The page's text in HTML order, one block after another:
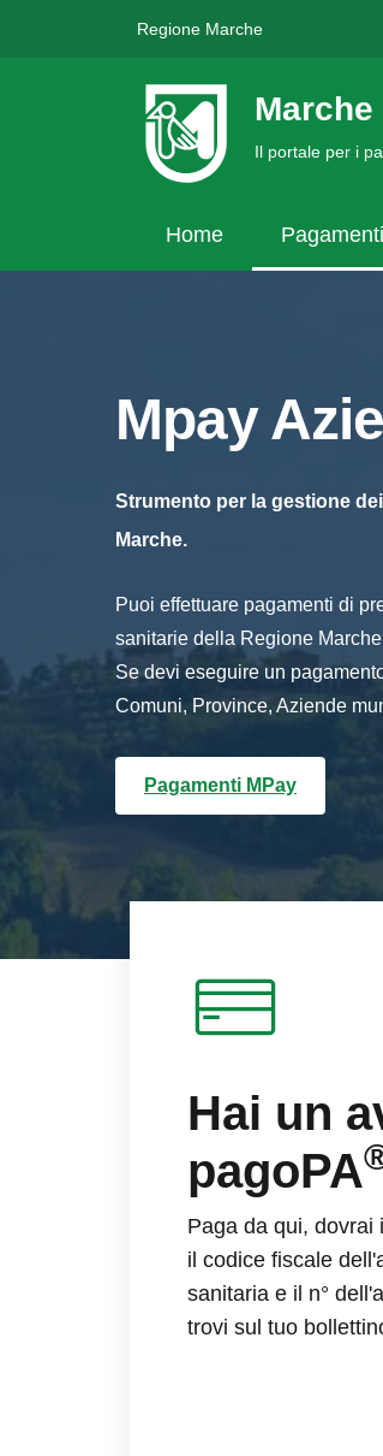
Regione Marche
Il portale per i
Home
Mpay
Strumento per la gestione
Marche.
Puoi effettuare pagamenti di
sanitarie della Regione
Se devi eseguire un
Comuni, Province, Aziende
Pagamenti MPay
Hai un
pagoPA
Paga da qui, dovrai
il codice fiscale
sanitaria e il n°
trovi sul tuo